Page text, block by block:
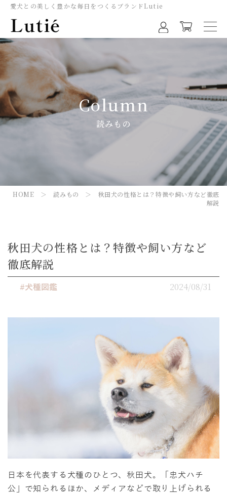
愛犬との美しく豊かな毎日をつくるブランドLutie
Column
読みもの
HOME ＞ 読みもの
＞ 秋田犬の性格とは？特徴や飼い方など徹底
解説
秋田犬の性格とは？特徴や飼い方など
徹底解説
#犬種図鑑 2024/08/31
日本を代表する犬種のひとつ、秋田犬。「忠犬ハチ
公」で知られるほか、メディアなどで取り上げられる